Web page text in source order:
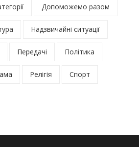
Допоможемо разом
Надзвичайні ситуації
Передачі Політика
Релігія Спорт